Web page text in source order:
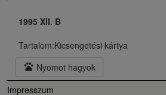
1995 XII. B
Tartalom:Kicsengetési kártya
pets Nyomot hagyok
Impresszum